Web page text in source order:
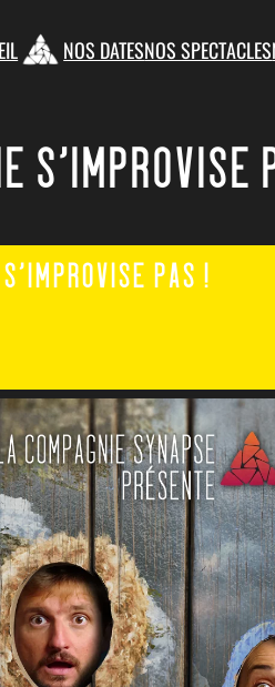
NOS DATESNOS SPECTACLES
S’IMPROVISE
PAS !